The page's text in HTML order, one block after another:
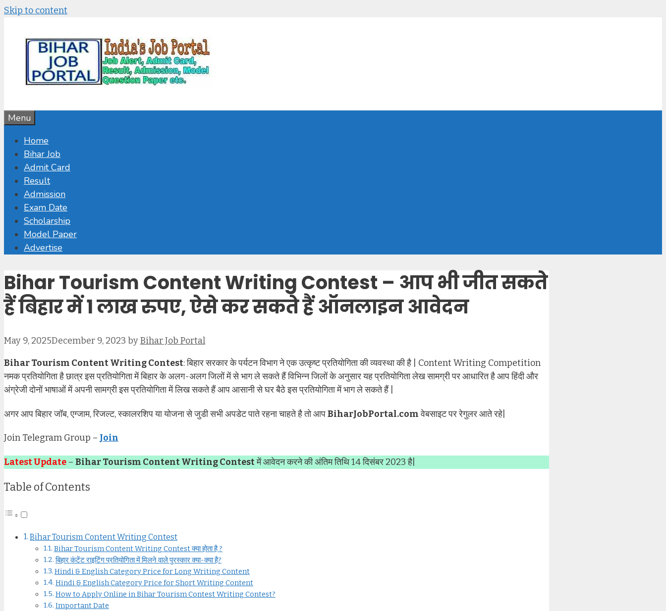
Skip to content
Menu
Home
Bihar Job
Admit Card
Result
Admission
Exam Date
Scholarship
Model Paper
Advertise
Bihar Tourism Content Writing Contest – आप भी जीत सकते
हैं बिहार में 1 लाख रुपए, ऐसे कर सकते हैं ऑनलाइन आवेदन
May 9, 2025December 9, 2023 byBihar Job Portal
Bihar Tourism Content Writing Contest: बिहार सरकार के पर्यटन विभाग ने एक उत्कृष्ट प्रतियोगिता की व्यवस्था की है | Content Writing Competition
नमक प्रतियोगिता है छात्र इस प्रतियोगिता में बिहार के अलग-अलग जिलों में से भाग ले सकते हैं विभिन्न जिलों के अनुसार यह प्रतियोगिता लेख सामग्री पर आधारित है आप हिंदी और
अंग्रेजी दोनों भाषाओं में अपनी सामग्री इस प्रतियोगिता में लिख सकते हैं आप आसानी से घर बैठे इस प्रतियोगिता में भाग ले सकते हैं |
अगर आप बिहार जॉब, एग्जाम, रिजल्ट, स्कालरशिप या योजना से जुडी सभी अपडेट पाते रहना चाहते है तो आपBiharJobPortal.comवेबसाइट पर रेगुलर आते रहे|
Join Telegram Group – Join
Latest Update – Bihar Tourism Content Writing Contestमें आवेदन करने की अंतिम तिथि 14 दिसंबर 2023 है|
Table of Contents
Bihar Tourism Content Writing Contest
Bihar Tourism Content Writing Contest क्या होता है ?
बिहार कंटेंट राइटिंग प्रतियोगिता में मिलने वाले पुरस्कार क्या-क्या है?
Hindi & English Category Price for Long Writing Content
Hindi & English Category Price for Short Writing Content
How to Apply Online in Bihar Tourism Contest Writing Contest?
Important Date